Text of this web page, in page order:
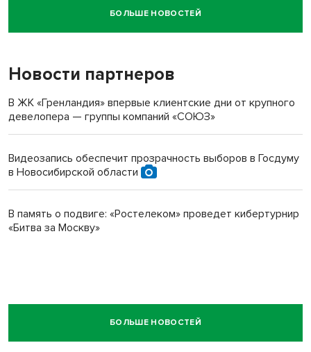
Новосибирский суд наказал водителя за смерть
пенсионерки на вокзале
БОЛЬШЕ НОВОСТЕЙ
Новости партнеров
В ЖК «Гренландия» впервые клиентские дни от крупного
девелопера — группы компаний «СОЮЗ»
Видеозапись обеспечит прозрачность выборов в Госдуму
в Новосибирской области
В память о подвиге: «Ростелеком» проведет кибертурнир
«Битва за Москву»
БОЛЬШЕ НОВОСТЕЙ